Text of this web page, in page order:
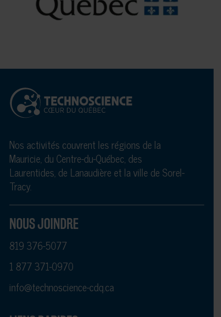
Nos activités couvrent les régions de la
Mauricie, du Centre-du-Québec, des
Laurentides, de Lanaudière et la ville de Sorel-
Tracy.
NOUS JOINDRE
819 376-5077
1 877 371-0970
info@technoscience-cdq.ca